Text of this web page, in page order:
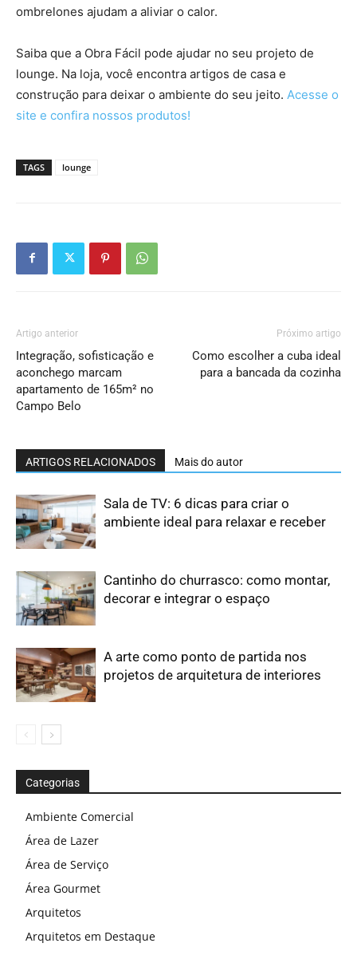
ombrelones ajudam a aliviar o calor.
Saiba que a Obra Fácil pode ajudar no seu projeto de
lounge. Na loja, você encontra artigos de casa e
construção para deixar o ambiente do seu jeito. Acesse o
site e confira nossos produtos!
TAGS lounge
Artigo anterior
Integração, sofisticação e
aconchego marcam
apartamento de 165m² no
Campo Belo
Próximo artigo
Como escolher a cuba ideal
para a bancada da cozinha
ARTIGOS RELACIONADOS Mais do autor
Sala de TV: 6 dicas para criar o
ambiente ideal para relaxar e receber
Cantinho do churrasco: como montar,
decorar e integrar o espaço
A arte como ponto de partida nos
projetos de arquitetura de interiores
Categorias
Ambiente Comercial
Área de Lazer
Área de Serviço
Área Gourmet
Arquitetos
Arquitetos em Destaque